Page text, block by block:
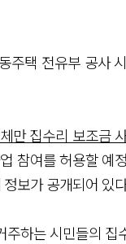
주택 전유부 공사
만 집수리 보조금
참여를 허용할 예
보가 공개되어 있
하는 시민들의 집